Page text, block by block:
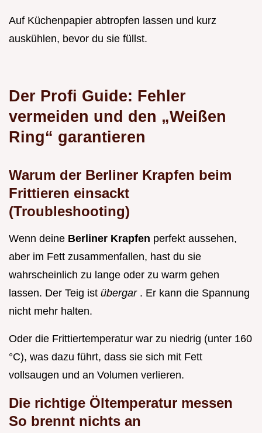
Auf Küchenpapier abtropfen lassen und kurz
auskühlen, bevor du sie füllst.
Der Profi Guide: Fehler
vermeiden und den „Weißen
Ring“ garantieren
Warum der Berliner Krapfen beim
Frittieren einsackt
(Troubleshooting)
Wenn deine Berliner Krapfen perfekt aussehen,
aber im Fett zusammenfallen, hast du sie
wahrscheinlich zu lange oder zu warm gehen
lassen. Der Teig ist übergar . Er kann die Spannung
nicht mehr halten.
Oder die Frittiertemperatur war zu niedrig (unter 160
°C), was dazu führt, dass sie sich mit Fett
vollsaugen und an Volumen verlieren.
Die richtige Öltemperatur messen
So brennt nichts an